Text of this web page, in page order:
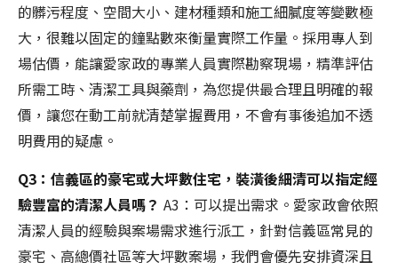
的髒污程度、空間大小、建材種類和施工細膩度等變數極
大，很難以固定的鐘點數來衡量實際工作量。採用專人到
場估價，能讓愛家政的專業人員實際勘察現場，精準評估
所需工時、清潔工具與藥劑，為您提供最合理且明確的報
價，讓您在動工前就清楚掌握費用，不會有事後追加不透
明費用的疑慮。
Q3：信義區的豪宅或大坪數住宅，裝潢後細清可以指定經
驗豐富的清潔人員嗎？ A3：可以提出需求。愛家政會依照
清潔人員的經驗與案場需求進行派工，針對信義區常見的
豪宅、高總價社區等大坪數案場，我們會優先安排資深且